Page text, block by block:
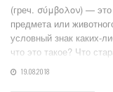
(греч. σύμβολον) — это
предмета или
условный знак каких-
что это такое? Что
19.08.2018